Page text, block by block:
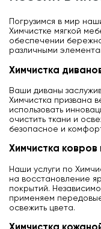
Погрузимся в мир
Химчистке мягкой
обеспечении
различными
химчистка
Ваши диваны
Химчистка призвана
использовать
очистить ткани и
безопасное и
химчистка
Наши услуги по
на восстановление
покрытий.
применяем
освежить цвета.